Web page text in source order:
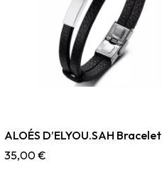
ALOÉS D’ELYOU.SAH Bracelet
35,00€